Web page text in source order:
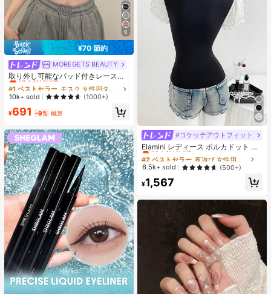
6
¥70 節約
MOREGETS BEAUTY
取り外し可能なパッド付きレースキ
ャミソール、多用途ノースリーブア
ンダーシャツ、女性向け、新学期、
クリスマス、春節、カジュアルホワ
イトサマー、シック&エレガント
#1 ベストセラー
モスク 女性用タンクトップ&キャミス
売り切れ間近！
#1 ベストセラー
売り切れ間近！
#1 ベストセラー
売り切れ間近！
#1 ベストセラー
売り切れ間近！
10k+ sold (1000+)
¥691 -9% 概算
#コケッテアウトフィット
Elamini レディース ポルカドット パ
ッチワーク レーストリム 配色 ウエ
スト ショートスリーブ トップス 夏
用
#2 ベストセラー
夜遊び 女性用ブラウス
売り切れ間近！
#2 ベストセラー
売り切れ間近！
#2 ベストセラー
売り切れ間近！
#2 ベストセラー
売り切れ間近！
6.5k+ sold (500+)
¥1,567